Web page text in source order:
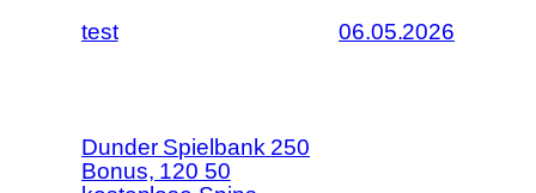
test 06.05.2026
Dunder Spielbank 250
Bonus, 120 50